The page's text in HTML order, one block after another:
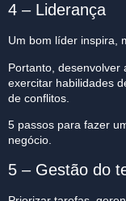
4 – Liderança
Um bom líder inspira,
Portanto, desenvolver
exercitar habilidades
de conflitos.
5 passos para fazer
negócio.
5 – Gestão do